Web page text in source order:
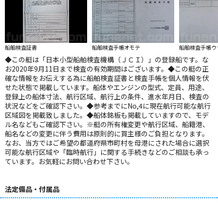
船舶検査証書 船舶検査手帳オモテ 船舶検査手帳ウ
◆この艇は「日本小型船舶検査機構（ＪＣＩ）」の登録船です。な
お2020年9月11日まで検査の有効期間はございます。◆この艇の正
確な情報をお伝えする為に船舶検査証書と検査手帳を個人情報を伏
せた状態で掲載しています。船体やエンジンの型式、定員、用途、
登録上の船体寸法、航行区域、航行上の条件、進水年月日、検査の
状況などをご確認下さい。◆参考までにNo,4に現在航行可能な航行
区域図を掲載致しました。◆船体銘板も掲載していますので、モデ
ル名などもご確認下さい。※艇の所有権変更や航行区域、船籍港、
船名などの変更に伴う費用は原則的に買主様のご負担となります。
なお、当方ではご希望の都道府県市町村を母港にされた場合に選択
可能な航行区域や「臨時航行」に関する手続きなどのご相談も承っ
ています。お気軽にお問い合わせ下さい。
法定備品・付属品